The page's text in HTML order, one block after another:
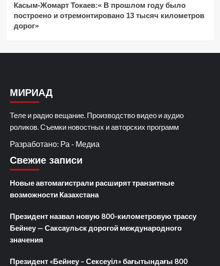
Касым-Жомарт Токаев:« В прошлом году было
построено и отремонтировано 13 тысяч километров
дорог»
МИРИАД
Теле и радио вещание. Производство видео и аудио
роликов. Съемки новостных и авторских программ
Разработано: Ра - Медиа
Свежие записи
Новые автомагистрали расширят транзитные
возможности Казахстана
Президент назвал новую 800-километровую трассу
Бейнеу — Саксаульск дорогой международного
значения
Президент «Бейнеу – Сексеуіл» бағытындағы 800